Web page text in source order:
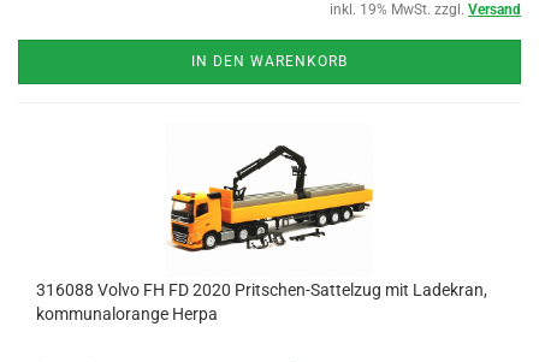
inkl. 19% MwSt. zzgl. Versand
IN DEN WARENKORB
316088 Volvo FH FD 2020 Pritschen-Sattelzug mit Ladekran,
kommunalorange Herpa